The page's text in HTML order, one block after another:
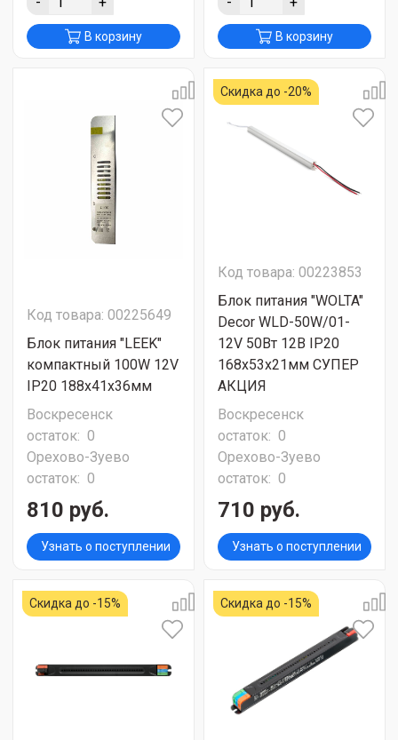
В корзину В корзину
Код товара: 00225649
Блок питания "LEEK"
компактный 100W 12V
IP20 188х41х36мм
Воскресенск
остаток: 0
Орехово-Зуево
остаток: 0
810 руб.
Узнать о поступлении
Скидка до -20%
Код товара: 00223853
Блок питания "WOLTA"
Decor WLD-50W/01-
12V 50Вт 12В IP20
168х53х21мм СУПЕР
АКЦИЯ
Воскресенск
остаток: 0
Орехово-Зуево
остаток: 0
710 руб.
Узнать о поступлении
Скидка до -15% Скидка до -15%